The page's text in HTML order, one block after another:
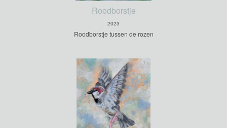
Roodborstje
2023
Roodborstje tussen de rozen